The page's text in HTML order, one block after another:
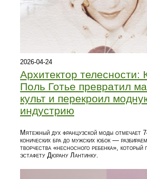
2026-04-24
Архитектор телесности:
Поль Готье превратил
культ и перекроил
индустрию
Мятежный дух французской моды отмечает
конических бра до мужских юбок —
творчества «несносного ребенка», который
эстафету Дюрану Лантинку.